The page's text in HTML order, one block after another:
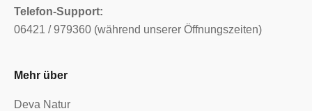
Telefon-Support:
06421 / 979360 (während unserer Öffnungszeiten)
Mehr über
Deva Natur